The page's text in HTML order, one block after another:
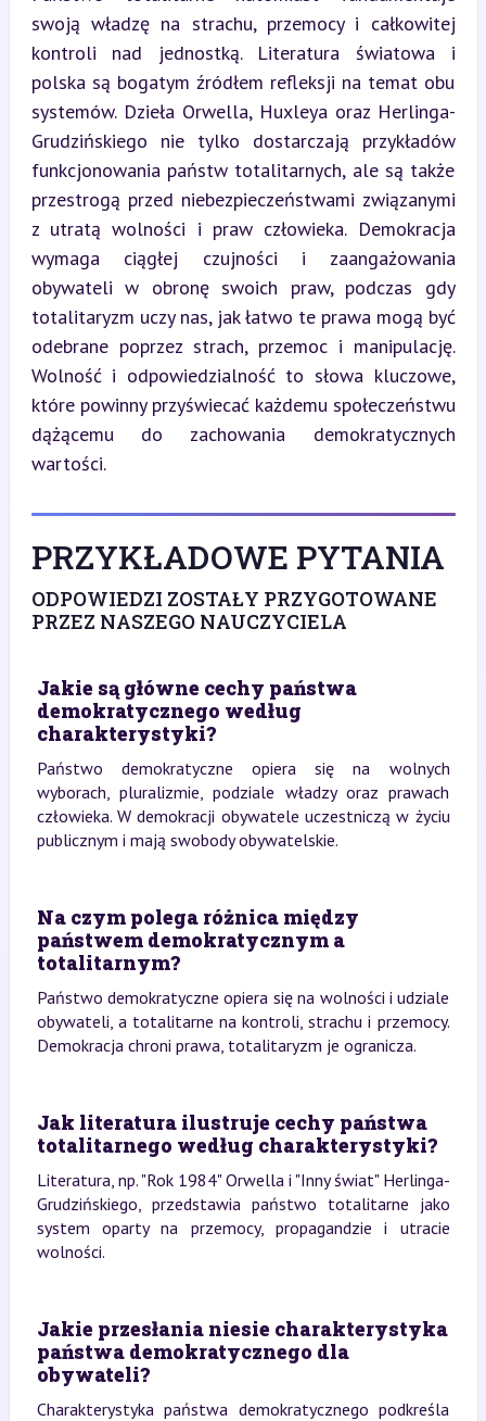
swoją władzę na strachu, przemocy i całkowitej
kontroli nad jednostką. Literatura światowa i
polska są bogatym źródłem refleksji na temat obu
systemów. Dzieła Orwella, Huxleya oraz Herlinga-
Grudzińskiego nie tylko dostarczają przykładów
funkcjonowania państw totalitarnych, ale są także
przestrogą przed niebezpieczeństwami związanymi
z utratą wolności i praw człowieka. Demokracja
wymaga ciągłej czujności i zaangażowania
obywateli w obronę swoich praw, podczas gdy
totalitaryzm uczy nas, jak łatwo te prawa mogą być
odebrane poprzez strach, przemoc i manipulację.
Wolność i odpowiedzialność to słowa kluczowe,
które powinny przyświecać każdemu społeczeństwu
dążącemu do zachowania demokratycznych
wartości.
PRZYKŁADOWE PYTANIA
ODPOWIEDZI ZOSTAŁY PRZYGOTOWANE
PRZEZ NASZEGO NAUCZYCIELA
Jakie są główne cechy państwa
demokratycznego według
charakterystyki?
Państwo demokratyczne opiera się na wolnych
wyborach, pluralizmie, podziale władzy oraz prawach
człowieka. W demokracji obywatele uczestniczą w życiu
publicznym i mają swobody obywatelskie.
Na czym polega różnica między
państwem demokratycznym a
totalitarnym?
Państwo demokratyczne opiera się na wolności i udziale
obywateli, a totalitarne na kontroli, strachu i przemocy.
Demokracja chroni prawa, totalitaryzm je ogranicza.
Jak literatura ilustruje cechy państwa
totalitarnego według charakterystyki?
Literatura, np. "Rok 1984" Orwella i "Inny świat" Herlinga-
Grudzińskiego, przedstawia państwo totalitarne jako
system oparty na przemocy, propagandzie i utracie
wolności.
Jakie przesłania niesie charakterystyka
państwa demokratycznego dla
obywateli?
Charakterystyka państwa demokratycznego podkreśla